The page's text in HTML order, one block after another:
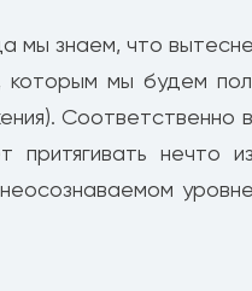
знаем, что
мы будем
притягивать нечто